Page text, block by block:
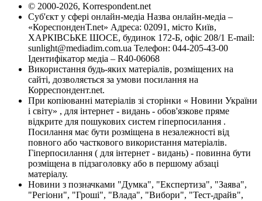
© 2000-2026, Korrespondent.net
Суб'єкт у сфері онлайн-медіа Назва онлайн-медіа –
«КореспонденТ.net» Адреса: 02091, місто Київ,
ХАРКІВСЬКЕ ШОСЕ, будинок 172-Б, офіс 208/1 E-mail:
sunlight@mediadim.com.ua Телефон: 044-205-43-00
Ідентифікатор медіа – R40-06068
Використання будь-яких матеріалів, розміщених на
сайті, дозволяється за умови посилання на
Корреспондент.net.
При копіюванні матеріалів зі сторінки « Новини України
і світу» , для інтернет - видань - обов'язкове пряме
відкрите для пошукових систем гіперпосилання .
Посилання має бути розміщена в незалежності від
повного або часткового використання матеріалів.
Гіперпосилання ( для інтернет - видань) - повинна бути
розміщена в підзаголовку або в першому абзаці
матеріалу.
Новини з позначками "Думка", "Експертиза", "Заява",
"Регіони", "Гроші", "Влада", "Вибори", "Тест-драйв",